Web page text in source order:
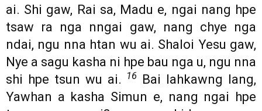
ai. Shi gaw, Rai sa, Madu e, ngai nang hpe
tsaw ra nga nngai gaw, nang chye nga
ndai, ngu nna htan wu ai. Shaloi Yesu gaw,
Nye a sagu kasha ni hpe bau nga u, ngu nna
shi hpe tsun wu ai.
16
Bai lahkawng lang,
Yawhan a kasha Simun e, nang ngai hpe